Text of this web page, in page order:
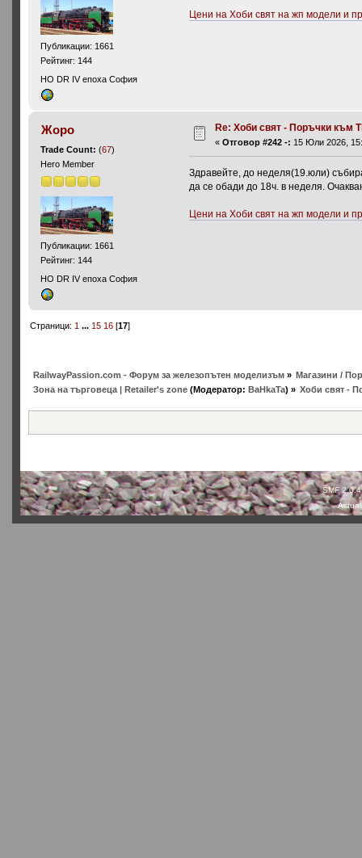
Публикации: 1661
Рейтинг: 144
HO DR IV епоха София
Цени на Хоби свят на жп модели и
Жоро
Trade Count:(67)
Hero Member
Публикации: 1661
Рейтинг: 144
HO DR IV епоха София
Re: Хоби свят - Поръчки към
«Отговор #242 -: 15 Юли 2026,
Здравейте, до неделя(19.юли)
да се обади до 18ч. в неделя.
Цени на Хоби свят на жп модели и
Страници: 1 ... 15 16[17]
RailwayPassion.com - Форум за железопътен моделизъм» Магазини /
Зона на търговеца | Retailer's zone(Модератор: BaHkaTa) » Хоби свят -
SMF 2.0.4